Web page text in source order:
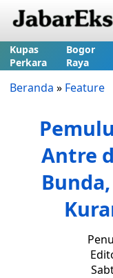
Kupas
Perkara
Bogor
Raya
Beranda » Feature
Antre